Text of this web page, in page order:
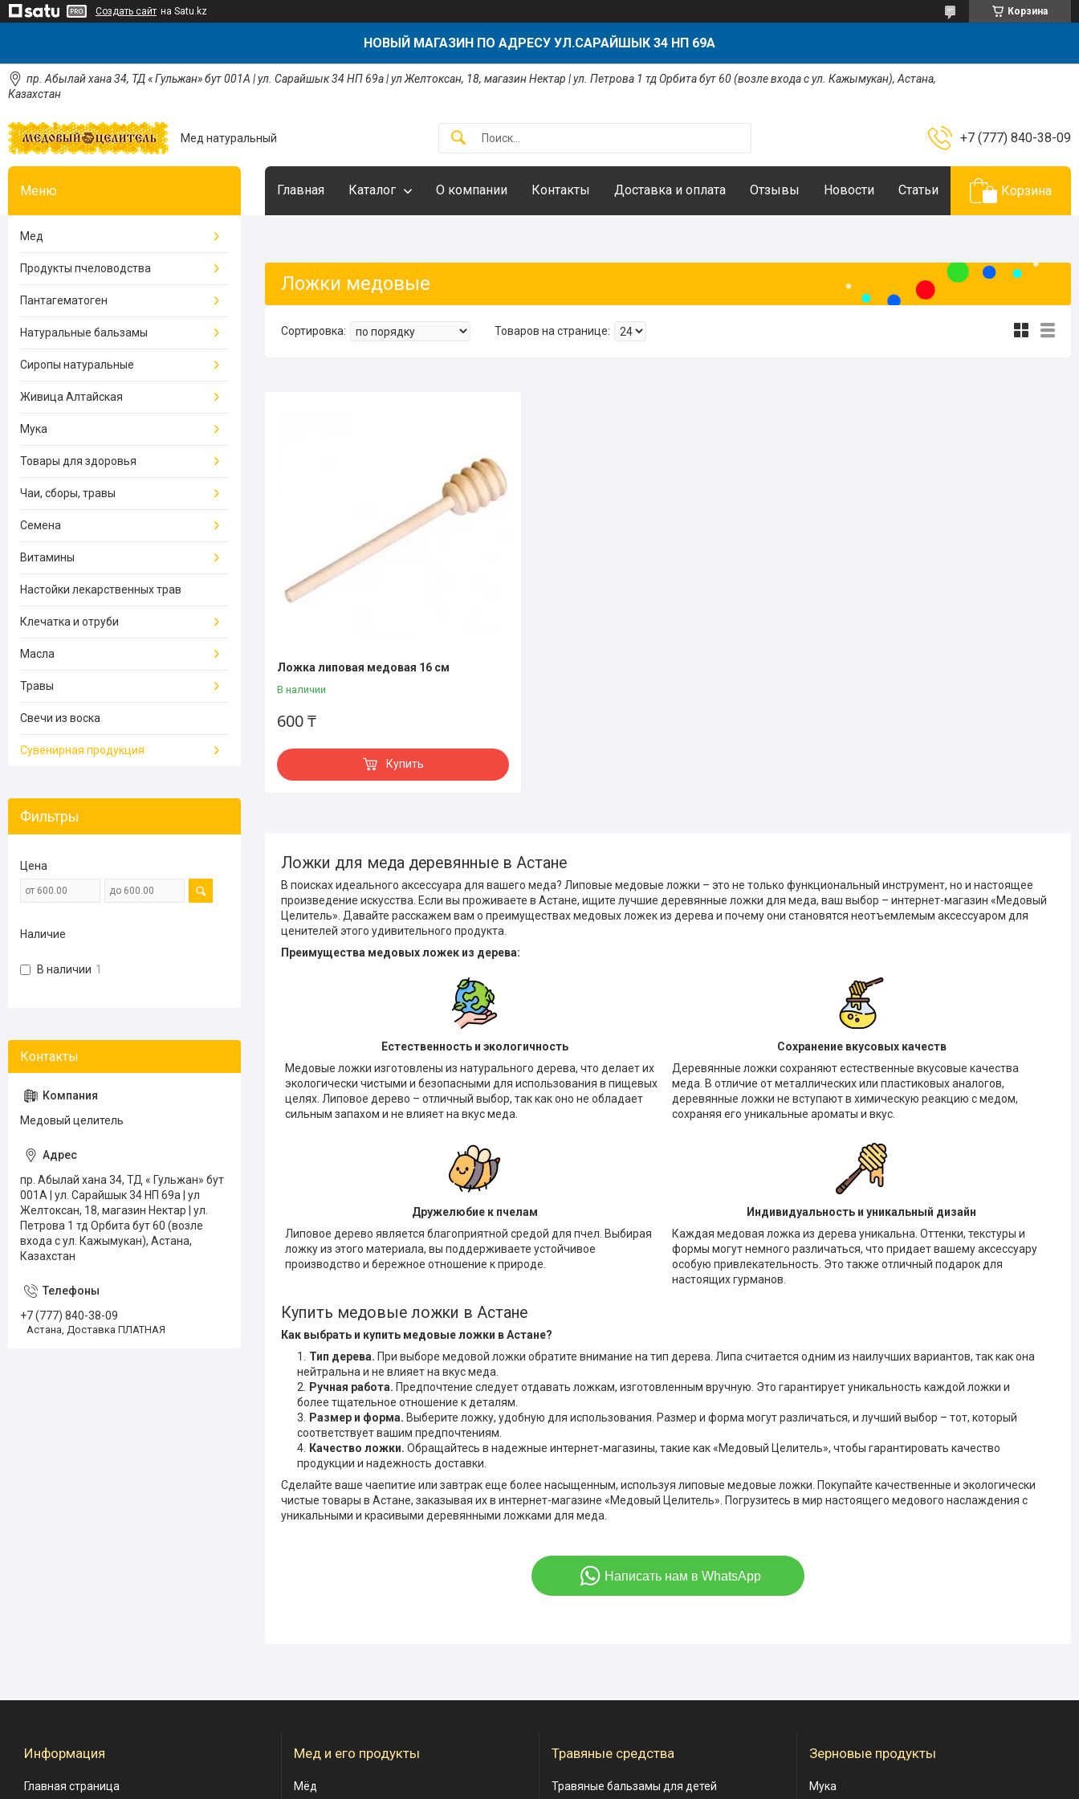
Создать сайт на Satu.kz Корзина
НОВЫЙ МАГАЗИН ПО АДРЕСУ УЛ.САРАЙШЫК 34 НП 69А
пр. Абылай хана 34, ТД « Гульжан» бут 001А | ул. Сарайшык 34 НП 69а | ул Желтоксан, 18, магазин Нектар | ул. Петрова 1 тд Орбита бут 60 (возле входа с ул. Кажымукан), Астана,
Казахстан
Мед натуральный +7 (777) 840-38-09
Главная Каталог О компании Контакты Доставка и оплата Отзывы Новости Статьи Корзина
Ложки медовые
Ложка липовая медовая 16 см
В наличии
600 ₸
Купить
Ложки для меда деревянные в Астане
В поисках идеального аксессуара для вашего меда? Липовые медовые ложки – это не только функциональный инструмент, но и настоящее
произведение искусства. Если вы проживаете в Астане, ищите лучшие деревянные ложки для меда, ваш выбор – интернет-магазин «Медовый
Целитель». Давайте расскажем вам о преимуществах медовых ложек из дерева и почему они становятся неотъемлемым аксессуаром для
ценителей этого удивительного продукта.
Преимущества медовых ложек из дерева:
Естественность и экологичность
Медовые ложки изготовлены из натурального дерева, что делает их
экологически чистыми и безопасными для использования в пищевых
целях. Липовое дерево – отличный выбор, так как оно не обладает
сильным запахом и не влияет на вкус меда.
Сохранение вкусовых качеств
Деревянные ложки сохраняют естественные вкусовые качества
меда. В отличие от металлических или пластиковых аналогов,
деревянные ложки не вступают в химическую реакцию с медом,
сохраняя его уникальные ароматы и вкус.
Дружелюбие к пчелам
Липовое дерево является благоприятной средой для пчел. Выбирая
ложку из этого материала, вы поддерживаете устойчивое
производство и бережное отношение к природе.
Индивидуальность и уникальный дизайн
Каждая медовая ложка из дерева уникальна. Оттенки, текстуры и
формы могут немного различаться, что придает вашему аксессуару
особую привлекательность. Это также отличный подарок для
настоящих гурманов.
Купить медовые ложки в Астане
Как выбрать и купить медовые ложки в Астане?
Тип дерева. При выборе медовой ложки обратите внимание на тип дерева. Липа считается одним из наилучших вариантов, так как она
нейтральна и не влияет на вкус меда.
Ручная работа. Предпочтение следует отдавать ложкам, изготовленным вручную. Это гарантирует уникальность каждой ложки и
более тщательное отношение к деталям.
Размер и форма. Выберите ложку, удобную для использования. Размер и форма могут различаться, и лучший выбор – тот, который
соответствует вашим предпочтениям.
Качество ложки. Обращайтесь в надежные интернет-магазины, такие как «Медовый Целитель», чтобы гарантировать качество
продукции и надежность доставки.
Сделайте ваше чаепитие или завтрак еще более насыщенным, используя липовые медовые ложки. Покупайте качественные и экологически
чистые товары в Астане, заказывая их в интернет-магазине «Медовый Целитель». Погрузитесь в мир настоящего медового наслаждения с
уникальными и красивыми деревянными ложками для меда.
Написать нам в WhatsApp
Мед
Продукты пчеловодства
Пантагематоген
Натуральные бальзамы
Сиропы натуральные
Живица Алтайская
Мука
Товары для здоровья
Чаи, сборы, травы
Семена
Витамины
Настойки лекарственных трав
Клечатка и отруби
Масла
Травы
Свечи из воска
Сувенирная продукция
Фильтры
Цена
Наличие
В наличии 1
Медовый целитель
пр. Абылай хана 34, ТД « Гульжан» бут
001А | ул. Сарайшык 34 НП 69а | ул
Желтоксан, 18, магазин Нектар | ул.
Петрова 1 тд Орбита бут 60 (возле
входа с ул. Кажымукан), Астана,
Казахстан
+7 (777) 840-38-09
Астана, Доставка ПЛАТНАЯ
Информация
Главная страница
Мед и его продукты
Мёд
Травяные средства
Травяные бальзамы для детей
Зерновые продукты
Мука